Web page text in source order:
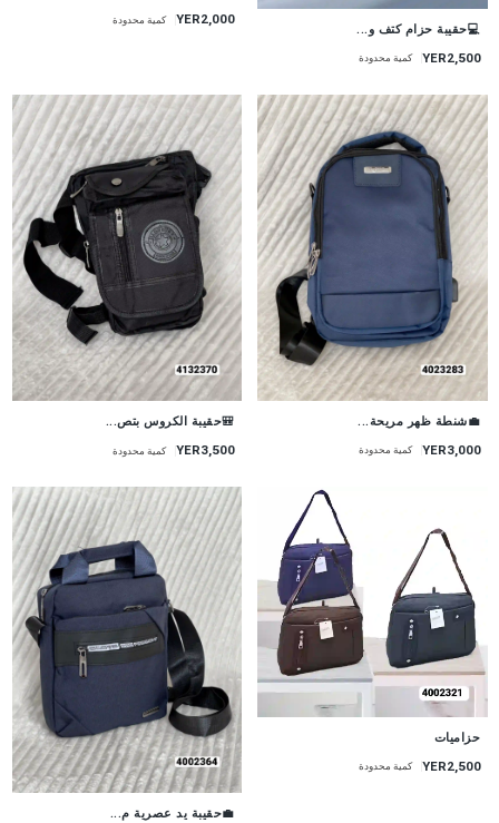
💻حقيبة حزام كتف و...
YER2,500 كمية محدودة
YER2,000 كمية محدودة
💼شنطة ظهر مريحة...
YER3,000 كمية محدودة
🎒حقيبة الكروس بتص...
YER3,500 كمية محدودة
حزاميات
YER2,500 كمية محدودة
💼حقيبة يد عصرية م...